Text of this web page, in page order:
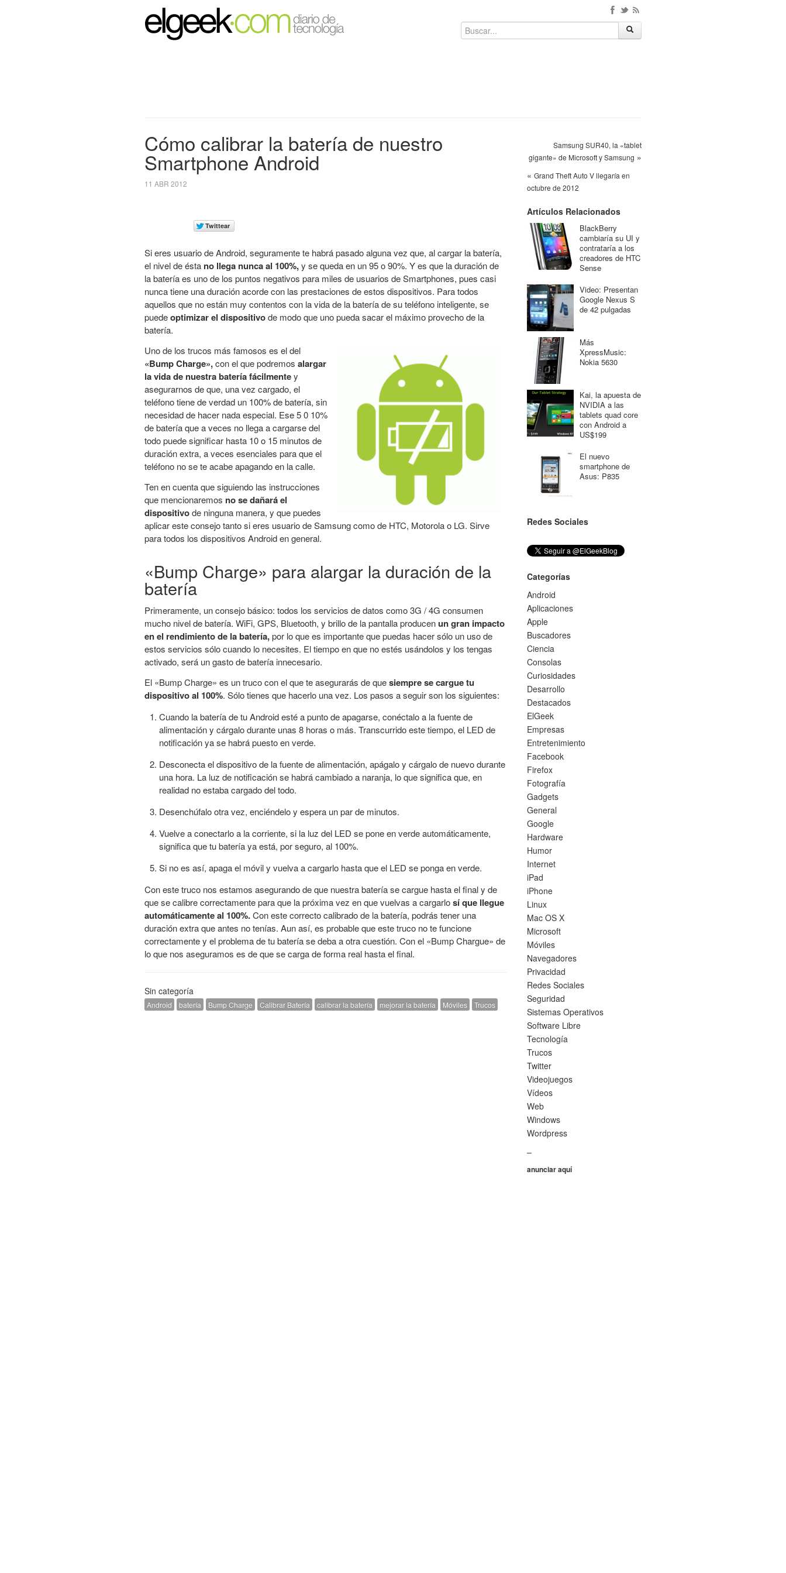
Cómo calibrar la batería de nuestro
Smartphone Android
11 ABR 2012
Si eres usuario de Android, seguramente te habrá pasado alguna vez que, al cargar la batería,
el nivel de ésta no llega nunca al 100%,y se queda en un 95 o 90%. Y es que la duración de
la batería es uno de los puntos negativos para miles de usuarios de Smartphones, pues casi
nunca tiene una duración acorde con las prestaciones de estos dispositivos. Para todos
aquellos que no están muy contentos con la vida de la batería de su teléfono inteligente, se
puedeoptimizar el dispositivode modo que uno pueda sacar el máximo provecho de la
batería.
Uno de los trucos más famosos es el del
«Bump Charge»,con el que podremos alargar
la vida de nuestra batería fácilmentey
asegurarnos de que, una vez cargado, el
teléfono tiene de verdad un 100% de batería, sin
necesidad de hacer nada especial. Ese 5 0 10%
de batería que a veces no llega a cargarse del
todo puede significar hasta 10 o 15 minutos de
duración extra, a veces esenciales para que el
teléfono no se te acabe apagando en la calle.
Ten en cuenta que siguiendo las instrucciones
que mencionaremos no se dañará el
dispositivode ninguna manera, y que puedes
aplicar este consejo tanto si eres usuario de Samsung como de HTC, Motorola o LG. Sirve
para todos los dispositivos Android en general.
«Bump Charge» para alargar la duración de la
batería
Primeramente, un consejo básico: todos los servicios de datos como 3G / 4G consumen
mucho nivel de batería. WiFi, GPS, Bluetooth, y brillo de la pantalla producenun gran impacto
en el rendimiento de la batería,por lo que es importante que puedas hacer sólo un uso de
estos servicios sólo cuando lo necesites. El tiempo en que no estés usándolos y los tengas
activado, será un gasto de batería innecesario.
El «Bump Charge» es un truco con el que te asegurarás de quesiempre se cargue tu
dispositivo al 100%. Sólo tienes que hacerlo una vez. Los pasos a seguir son los siguientes:
Cuando la batería de tu Android esté a punto de apagarse, conéctalo a la fuente de
alimentación y cárgalo durante unas 8 horas o más. Transcurrido este tiempo, el LED de
notificación ya se habrá puesto en verde.
Desconecta el dispositivo de la fuente de alimentación, apágalo y cárgalo de nuevo durante
una hora. La luz de notificación se habrá cambiado a naranja, lo que significa que, en
realidad no estaba cargado del todo.
Desenchúfalo otra vez, enciéndelo y espera un par de minutos.
Vuelve a conectarlo a la corriente, si la luz del LED se pone en verde automáticamente,
significa que tu batería ya está, por seguro, al 100%.
Si no es así, apaga el móvil y vuelva a cargarlo hasta que el LED se ponga en verde.
Con este truco nos estamos asegurando de que nuestra batería se cargue hasta el final y de
que se calibre correctamente para que la próxima vez en que vuelvas a cargarlosí que llegue
automáticamente al 100%.Con este correcto calibrado de la batería, podrás tener una
duración extra que antes no tenías. Aun así, es probable que este truco no te funcione
correctamente y el problema de tu batería se deba a otra cuestión. Con el «Bump Chargue» de
lo que nos aseguramos es de que se carga de forma real hasta el final.
Sin categoría
Android batería Bump Charge Calibrar Batería calibrar la batería mejorar la batería Móviles Trucos
Samsung SUR40, la «tablet
gigante» de Microsoft y Samsung »
« Grand Theft Auto V llegaría en
octubre de 2012
Artículos Relacionados
BlackBerry
cambiaría su UI y
contrataría a los
creadores de HTC
Sense
Video: Presentan
Google Nexus S
de 42 pulgadas
Más
XpressMusic:
Nokia 5630
Kai, la apuesta de
NVIDIA a las
tablets quad core
con Android a
US$199
El nuevo
smartphone de
Asus: P835
Redes Sociales
Categorías
Android
Aplicaciones
Apple
Buscadores
Ciencia
Consolas
Curiosidades
Desarrollo
Destacados
ElGeek
Empresas
Entretenimiento
Facebook
Firefox
Fotografía
Gadgets
General
Google
Hardware
Humor
Internet
iPad
iPhone
Linux
Mac OS X
Microsoft
Móviles
Navegadores
Privacidad
Redes Sociales
Seguridad
Sistemas Operativos
Software Libre
Tecnología
Trucos
Twitter
Videojuegos
Vídeos
Web
Windows
Wordpress
–
anunciar aquí